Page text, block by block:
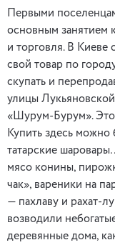
Первыми
основным занятием
и торговля. В Киеве
свой товар по
скупать и
улицы
«Шурум-Бурум».
Купить здесь
татарские
мясо конины,
чак», вареники на
— пахлаву и рахат-
возводили
деревянные дома,